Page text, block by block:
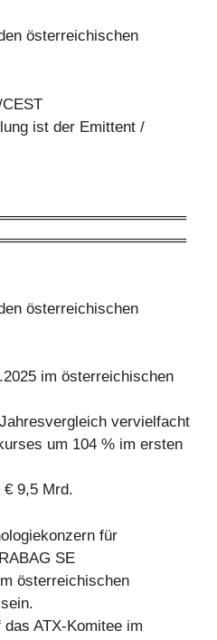
österreichischen
ist der Emittent /
österreichischen
im österreichischen
vervielfacht
um 104 % im ersten
9,5 Mrd.
für
SE
österreichischen
ATX-Komitee im